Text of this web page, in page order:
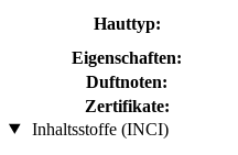
Hauttyp:
Eigenschaften:
Duftnoten:
Zertifikate:
Inhaltsstoffe (INCI)